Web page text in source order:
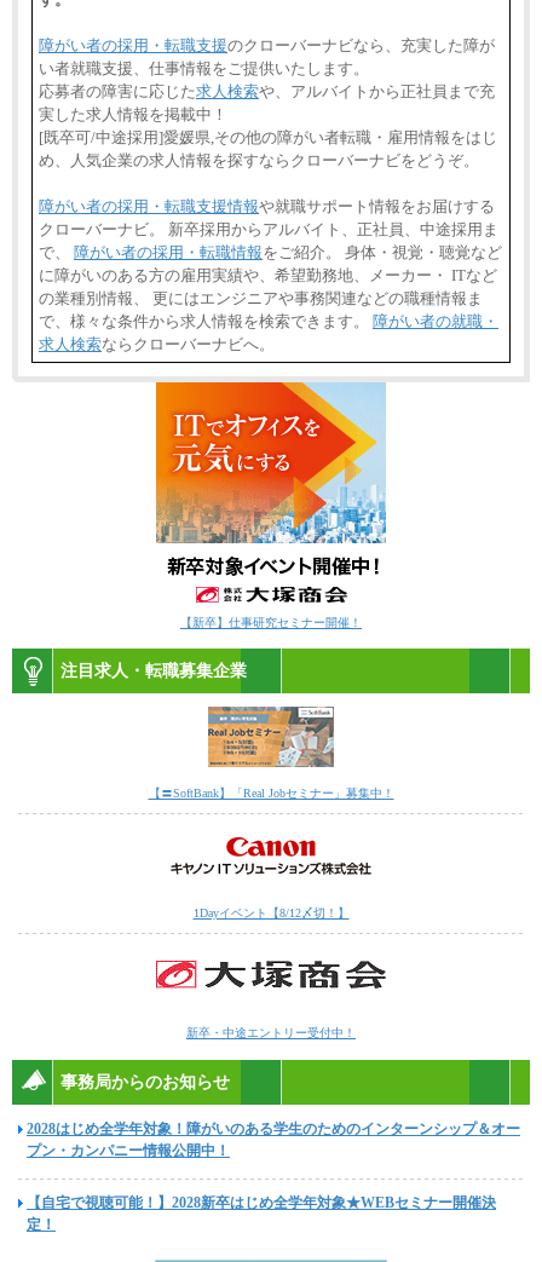
障がい者の採用・転職支援のクローバーナビなら、充実した障が
い者就職支援、仕事情報をご提供いたします。
応募者の障害に応じた求人検索や、アルバイトから正社員まで充
実した求人情報を掲載中！
[既卒可/中途採用]愛媛県,その他の障がい者転職・雇用情報をはじ
め、人気企業の求人情報を探すならクローバーナビをどうぞ。
障がい者の採用・転職支援情報や就職サポート情報をお届けする
クローバーナビ。 新卒採用からアルバイト、正社員、中途採用ま
で、 障がい者の採用・転職情報をご紹介。 身体・視覚・聴覚など
に障がいのある方の雇用実績や、希望勤務地、メーカー・ ITなど
の業種別情報、 更にはエンジニアや事務関連などの職種情報ま
で、様々な条件から求人情報を検索できます。 障がい者の就職・
求人検索ならクローバーナビへ。
【新卒】仕事研究セミナー開催！
注目求人・転職募集企業
【〓SoftBank】「Real Jobセミナー」募集中！
1Dayイベント【8/12〆切！】
新卒・中途エントリー受付中！
事務局からのお知らせ
2028はじめ全学年対象！障がいのある学生のためのインターンシップ＆オー
プン・カンパニー情報公開中！
【自宅で視聴可能！】2028新卒はじめ全学年対象★WEBセミナー開催決
定！